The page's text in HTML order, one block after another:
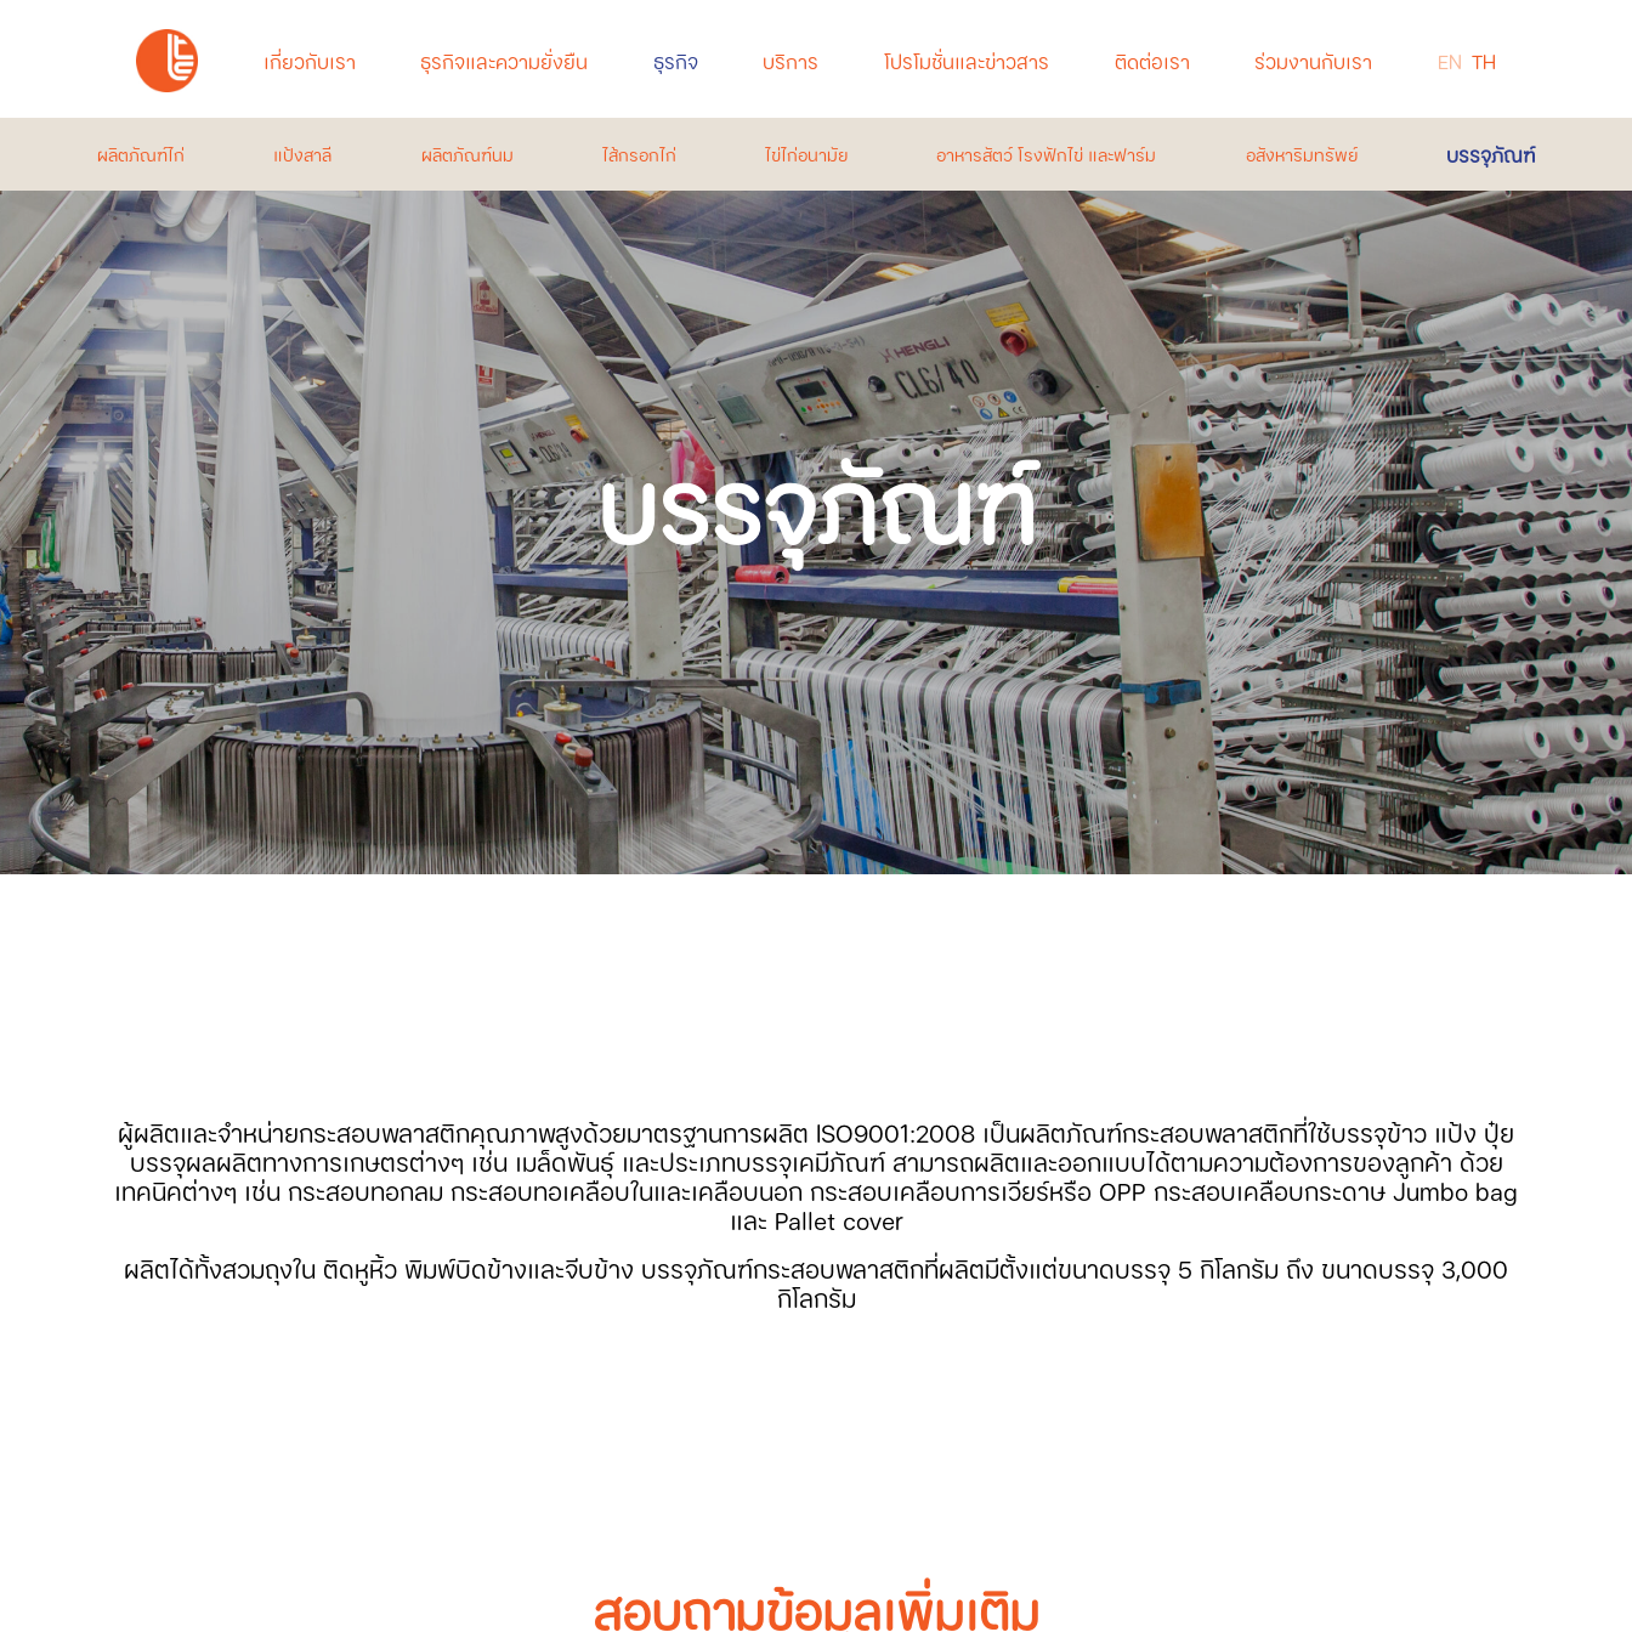
เกี่ยวกับเรา ธุรกิจและความยั่งยืน ธุรกิจ
ผลิตภัณฑ์ไก่ แป้งสาลี ผลิตภัณฑ์นม ไส้กรอกไก่ ไข่ไก่อนามัย อาหารสัตว์ โรงฟักไข่ และฟาร์ม อสังหาริมทรัพย์ บรรจุภัณฑ์
บริการ โปรโมชั่นและข่าวสาร ติดต่อเรา ร่วมงานกับเรา EN TH
บรรจุภัณฑ์
ผู้ผลิตและจำหน่ายกระสอบพลาสติกคุณภาพสูงด้วยมาตรฐานการผลิต ISO9001:2008 เป็นผลิตภัณฑ์กระสอบพลาสติกที่ใช้บรรจุข้าว แป้ง ปุ๋ย
บรรจุผลผลิตทางการเกษตรต่างๆ เช่น เมล็ดพันธุ์ และประเภทบรรจุเคมีภัณฑ์ สามารถผลิตและออกแบบได้ตามความต้องการของลูกค้า ด้วย
เทคนิคต่างๆ เช่น กระสอบทอกลม กระสอบทอเคลือบในและเคลือบนอก กระสอบเคลือบการเวียร์หรือ OPP กระสอบเคลือบกระดาษ Jumbo bag
และ Pallet cover
ผลิตได้ทั้งสวมถุงใน ติดหูหิ้ว พิมพ์บิดข้างและจีบข้าง บรรจุภัณฑ์กระสอบพลาสติกที่ผลิตมีตั้งแต่ขนาดบรรจุ 5 กิโลกรัม ถึง ขนาดบรรจุ 3,000
กิโลกรัม
สอบถามข้อมูลเพิ่มเติม